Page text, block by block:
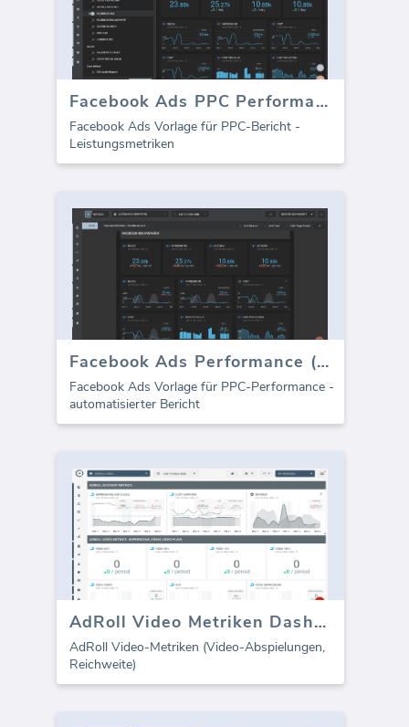
Facebook Ads PPC Performance Vorlage (Bericht)
Facebook Ads Vorlage für PPC-Bericht -
Leistungsmetriken
Facebook Ads Performance (Bericht)
Facebook Ads Vorlage für PPC-Performance -
automatisierter Bericht
AdRoll Video Metriken Dashboard
AdRoll Video-Metriken (Video-Abspielungen,
Reichweite)